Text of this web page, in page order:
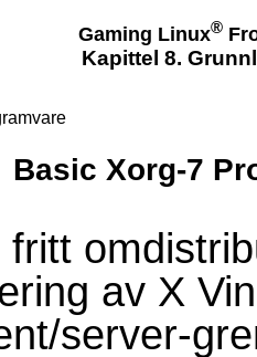
Gaming Linux®
Kapittel 8.
Basic Xorg-7
av X
server-